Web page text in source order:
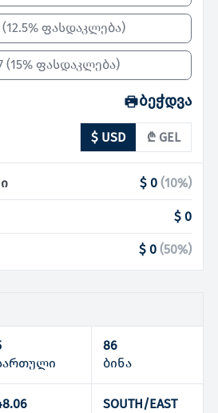
(12.5% ფასდაკლება)
(15% ფასდაკლება)
ბეჭდვა
$ USD ₾ GEL
$ 0 (10%)
$ 0
$ 0 (50%)
86
ბინა
SOUTH/EAST